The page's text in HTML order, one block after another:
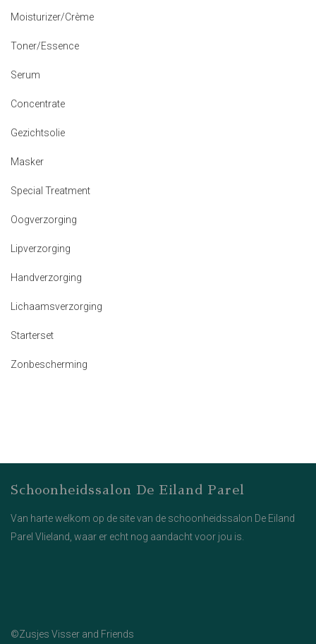
Moisturizer/Crème
Toner/Essence
Serum
Concentrate
Gezichtsolie
Masker
Special Treatment
Oogverzorging
Lipverzorging
Handverzorging
Lichaamsverzorging
Starterset
Zonbescherming
Schoonheidssalon De Eiland Parel
Van harte welkom op de site van de schoonheidssalon De Eiland
Parel Vlieland, waar er echt nog aandacht voor jou is.
©Zusjes Visser and Friends